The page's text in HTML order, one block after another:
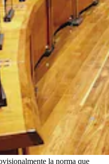
la norma que